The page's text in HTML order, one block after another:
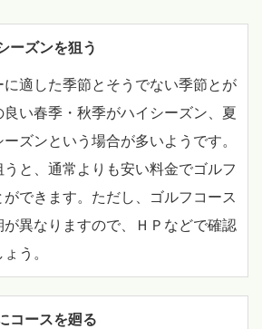
ーズンを狙う
に適した季節とそうでない季節とが
い春季・秋季がハイシーズン、夏
ズンという場合が多いようです。
と、通常よりも安い料金でゴルフ
ができます。ただし、ゴルフコース
が異なりますので、ＨＰなどで確認
う。
コースを廻る